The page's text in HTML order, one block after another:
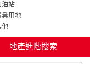
油站
業用地
他
地產進階搜索
，特色說明:臨路 約4